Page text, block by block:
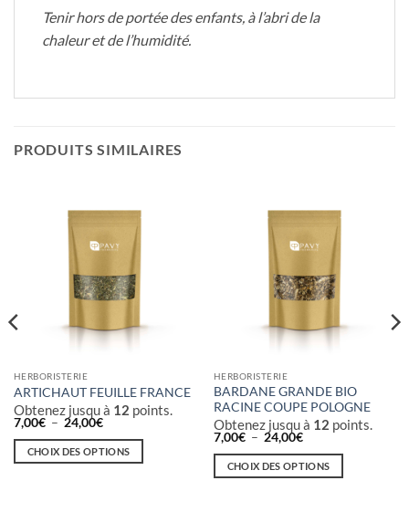
Tenir hors de portée des enfants, à l’abri de la
chaleur et de l’humidité.
PRODUITS SIMILAIRES
HERBORISTERIE
ARTICHAUT FEUILLE FRANCE
Obtenez jusqu à 12 points.
7,00€ – 24,00€Plage
prix :
7,00€
CHOIX DES OPTIONS
HERBORISTERIE
BARDANE GRANDE BIO
RACINE COUPE POLOGNE
Obtenez jusqu à 12 points.
7,00€ – 24,00€Plage
prix :
7,00€
CHOIX DES OPTIONS